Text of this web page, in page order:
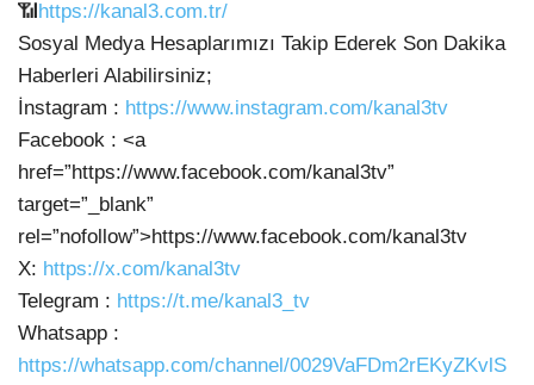
📶https://kanal3.com.tr/
Sosyal Medya Hesaplarımızı Takip Ederek Son Dakika
Haberleri Alabilirsiniz;
İnstagram : https://www.instagram.com/kanal3tv
Facebook : <a
href=”https://www.facebook.com/kanal3tv”
target=”_blank”
rel=”nofollow”>https://www.facebook.com/kanal3tv
X: https://x.com/kanal3tv
Telegram : https://t.me/kanal3_tv
Whatsapp :
https://whatsapp.com/channel/0029VaFDm2rEKyZKvlS